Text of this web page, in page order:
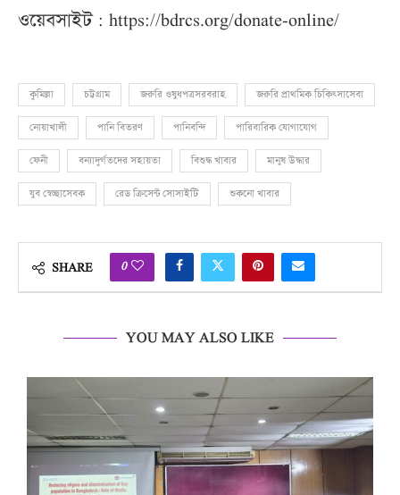
ওয়েবসাইট : https://bdrcs.org/donate-online/
কুমিল্লা চট্টগ্রাম জরুরি ওষুধপত্রসরবরাহ জরুরি প্রাথমিক চিকিৎসাসেবা
নোয়াখালী পানি বিতরণ পানিবন্দি পারিবারিক যোগাযোগ
ফেনী বন্যাদুর্গতদের সহায়তা বিশুদ্ধ খাবার মানুষ উদ্ধার
যুব স্বেচ্ছাসেবক রেড ক্রিসেন্ট সোসাইটি শুকনো খাবার
SHARE 0
YOU MAY ALSO LIKE